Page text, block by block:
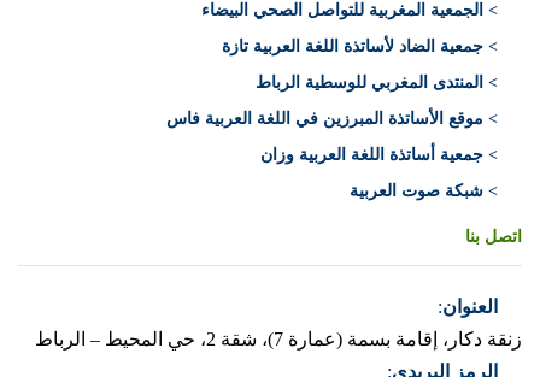
> الجمعية المغربية للتواصل الصحي البيضاء
> جمعية الضاد لأساتذة اللغة العربية تازة
> المنتدى المغربي للوسطية الرباط
> موقع الأساتذة المبرزين في اللغة العربية فاس
> جمعية أساتذة اللغة العربية وزان
> شبكة صوت العربية
اتصل بنا
العنوان:
زنقة دكار، إقامة بسمة (عمارة 7)، شقة 2، حي المحيط – الرباط
الرمز البريدي: